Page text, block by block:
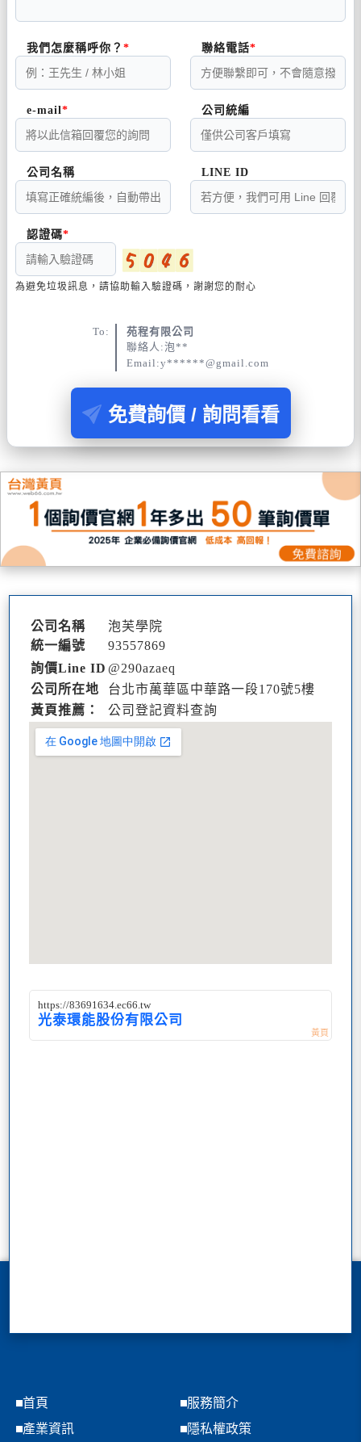
我們怎麼稱呼你？ 聯絡電話
e-mail 公司統編
公司名稱 LINE ID
認證碼
為避免垃圾訊息，請協助輸入驗證碼，謝謝您的耐心
To:
苑程有限公司
聯絡人:泡**
Email:y******@gmail.com
免費詢價 / 詢問看看
公司名稱
泡芙學院
統一編號
93557869
詢價Line ID @290azaeq
公司所在地
台北市萬華區中華路一段170號5樓
黃頁推薦：
公司登記資料查詢
https://83691634.ec66.tw
光泰環能股份有限公司
首頁
服務簡介
產業資訊
隱私權政策